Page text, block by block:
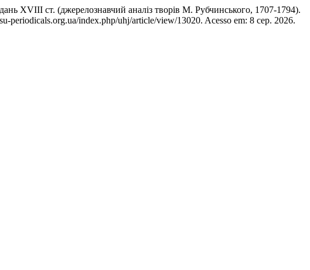
XVIII ст. (джерелознавчий аналіз творів М. Рубчинського, 1707-1794).
periodicals.org.ua/index.php/uhj/article/view/13020. Acesso em: 8 сер. 2026.